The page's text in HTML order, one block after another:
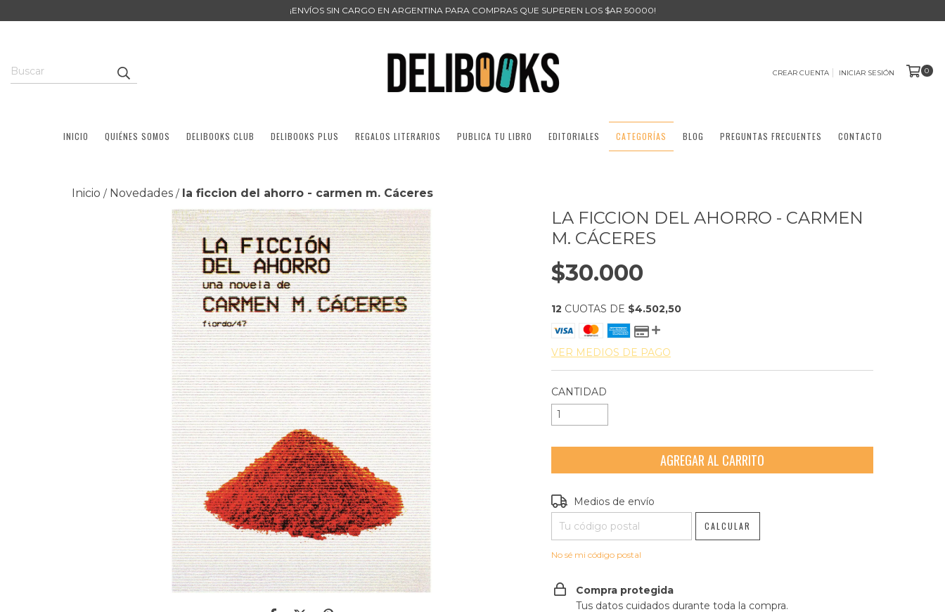
¡ENVÍOS SIN CARGO EN ARGENTINA PARA COMPRAS QUE SUPEREN LOS $AR 50000!
CREAR CUENTA INICIAR SESIÓN 0
INICIO QUIÉNES SOMOS DELIBOOKS CLUB DELIBOOKS PLUS REGALOS LITERARIOS PUBLICA TU LIBRO EDITORIALES CATEGORÍAS BLOG PREGUNTAS FRECUENTES CONTACTO
Inicio / Novedades / la ficcion del ahorro - carmen m. Cáceres
LA FICCION DEL AHORRO - CARMEN
M. CÁCERES
$30.000
12 CUOTAS DE $4.502,50
VER MEDIOS DE PAGO
CANTIDAD
Entregas para el CP:
Medios de envío
CALCULAR
No sé mi código postal
Compra protegida
Tus datos cuidados durante toda la compra.